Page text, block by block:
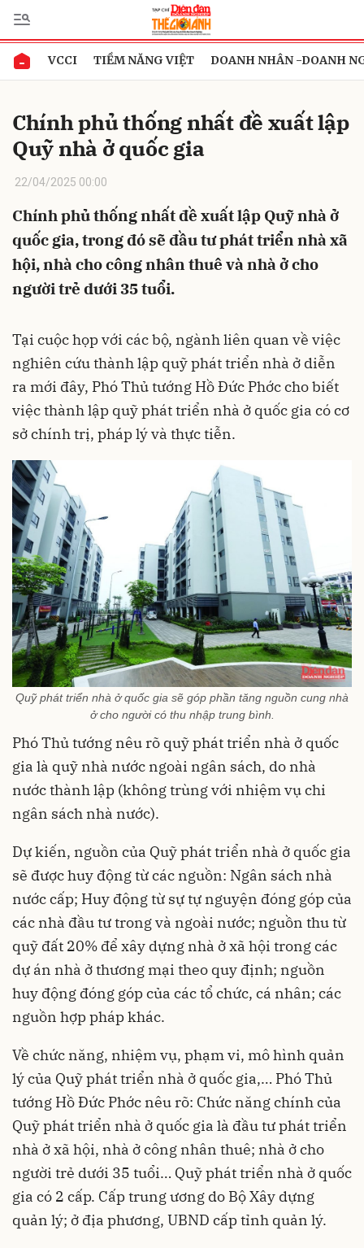
VCCI TIỀM NĂNG VIỆT DOANH NHÂN -DOANH
Chính phủ thống nhất đề xuất lập
Quỹ nhà ở quốc gia
22/04/2025 00:00
Chính phủ thống nhất đề xuất lập Quỹ nhà ở
quốc gia, trong đó sẽ đầu tư phát triển nhà xã
hội, nhà cho công nhân thuê và nhà ở cho
người trẻ dưới 35 tuổi.
Tại cuộc họp với các bộ, ngành liên quan về việc
nghiên cứu thành lập quỹ phát triển nhà ở diễn
ra mới đây, Phó Thủ tướng Hồ Đức Phớc cho biết
việc thành lập quỹ phát triển nhà ở quốc gia có cơ
sở chính trị, pháp lý và thực tiễn.
Quỹ phát triển nhà ở quốc gia sẽ góp phần tăng nguồn cung nhà
ở cho người có thu nhập trung bình.
Phó Thủ tướng nêu rõ quỹ phát triển nhà ở quốc
gia là quỹ nhà nước ngoài ngân sách, do nhà
nước thành lập (không trùng với nhiệm vụ chi
ngân sách nhà nước).
Dự kiến, nguồn của Quỹ phát triển nhà ở quốc gia
sẽ được huy động từ các nguồn: Ngân sách nhà
nước cấp; Huy động từ sự tự nguyện đóng góp của
các nhà đầu tư trong và ngoài nước; nguồn thu từ
quỹ đất 20% để xây dựng nhà ở xã hội trong các
dự án nhà ở thương mại theo quy định; nguồn
huy động đóng góp của các tổ chức, cá nhân; các
nguồn hợp pháp khác.
Về chức năng, nhiệm vụ, phạm vi, mô hình quản
lý của Quỹ phát triển nhà ở quốc gia,… Phó Thủ
tướng Hồ Đức Phớc nêu rõ: Chức năng chính của
Quỹ phát triển nhà ở quốc gia là đầu tư phát triển
nhà ở xã hội, nhà ở công nhân thuê; nhà ở cho
người trẻ dưới 35 tuổi… Quỹ phát triển nhà ở quốc
gia có 2 cấp. Cấp trung ương do Bộ Xây dựng
quản lý; ở địa phương, UBND cấp tỉnh quản lý.
Gửi bình luận
Hủy Gửi